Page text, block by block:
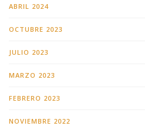
ABRIL 2024
OCTUBRE 2023
JULIO 2023
MARZO 2023
FEBRERO 2023
NOVIEMBRE 2022